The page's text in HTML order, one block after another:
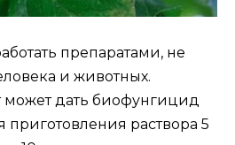
препаратами, не
и животных.
может дать биофунгицид
раствора 5